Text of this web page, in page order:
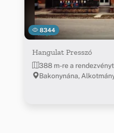
8344
Hangulat Presszó
388 m-re a
Bakonynána,